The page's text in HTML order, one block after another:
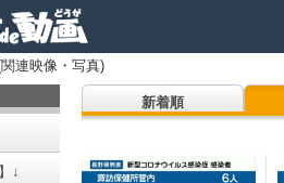
連映像・写真)
↓
新着順